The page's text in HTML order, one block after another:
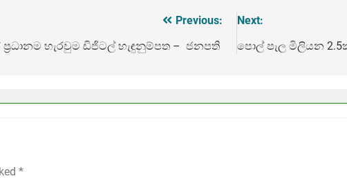
Previous:
හැරවුම ඩිජිටල් හැඳුනුම්පත – ජනපති
Next:
පොල් පැල මිලියන
*